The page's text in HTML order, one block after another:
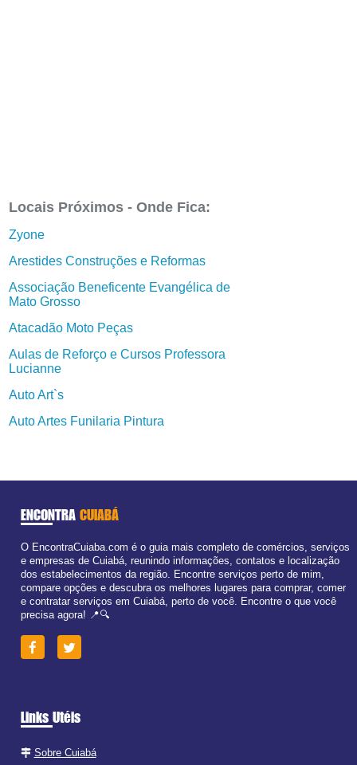
Locais Próximos - Onde Fica:
Zyone
Arestides Construções e Reformas
Associação Beneficente Evangélica de
Mato Grosso
Atacadão Moto Peças
Aulas de Reforço e Cursos Professora
Lucianne
Auto Art`s
Auto Artes Funilaria Pintura
ENCONTRA CUIABÁ
O EncontraCuiaba.com é o guia mais completo de comércios, serviços
e empresas de Cuiabá, reunindo informações, contatos e localização
dos estabelecimentos da região. Encontre serviços perto de mim,
compare opções e descubra os melhores lugares para comprar, comer
e contratar serviços em Cuiabá, perto de você. Encontre o que você
precisa agora! 📍🔍
Links Utéis
Sobre Cuiabá